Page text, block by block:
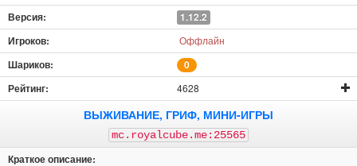
1.12.2
Оффлайн
0
4628
ВЫЖИВАНИЕ, ГРИФ, МИНИ-ИГРЫ
mc.royalcube.me:25565